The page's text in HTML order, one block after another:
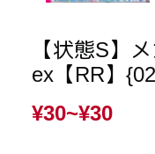
【状態S】
ex【RR】
¥30~¥30